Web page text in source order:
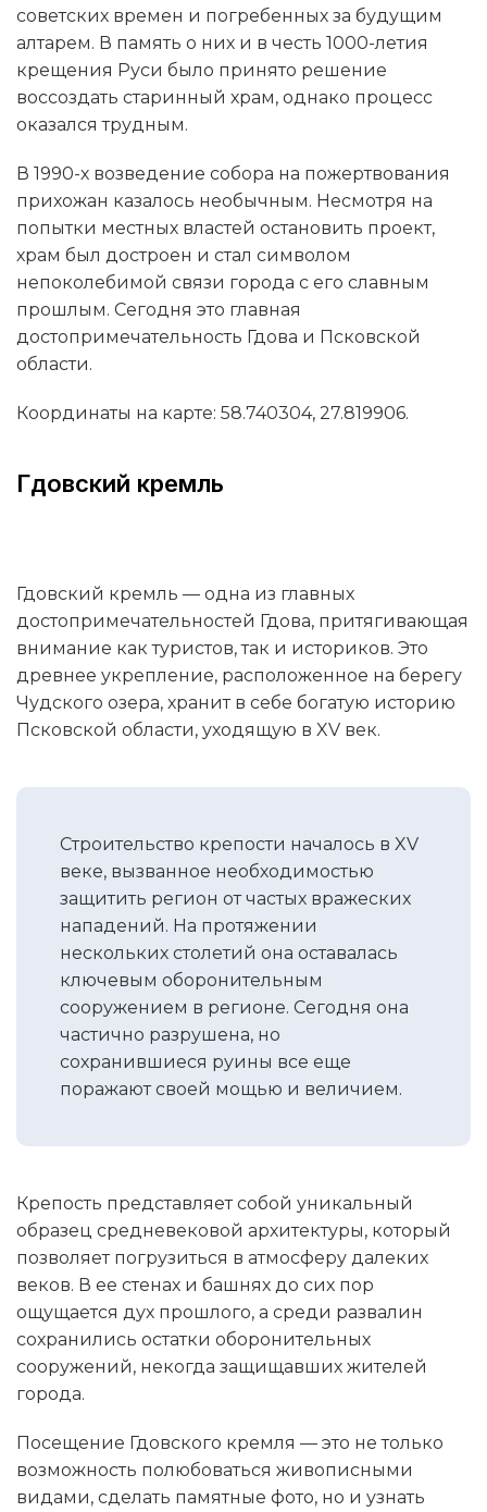
советских времен и погребенных за будущим
алтарем. В память о них и в честь 1000-летия
крещения Руси было принято решение
воссоздать старинный храм, однако процесс
оказался трудным.
В 1990-х возведение собора на пожертвования
прихожан казалось необычным. Несмотря на
попытки местных властей остановить проект,
храм был достроен и стал символом
непоколебимой связи города с его славным
прошлым. Сегодня это главная
достопримечательность Гдова и Псковской
области.
Координаты на карте: 58.740304, 27.819906.
Гдовский кремль
Гдовский кремль — одна из главных
достопримечательностей Гдова, притягивающая
внимание как туристов, так и историков. Это
древнее укрепление, расположенное на берегу
Чудского озера, хранит в себе богатую историю
Псковской области, уходящую в XV век.
Строительство крепости началось в XV
веке, вызванное необходимостью
защитить регион от частых вражеских
нападений. На протяжении
нескольких столетий она оставалась
ключевым оборонительным
сооружением в регионе. Сегодня она
частично разрушена, но
сохранившиеся руины все еще
поражают своей мощью и величием.
Крепость представляет собой уникальный
образец средневековой архитектуры, который
позволяет погрузиться в атмосферу далеких
веков. В ее стенах и башнях до сих пор
ощущается дух прошлого, а среди развалин
сохранились остатки оборонительных
сооружений, некогда защищавших жителей
города.
Посещение Гдовского кремля — это не только
возможность полюбоваться живописными
видами, сделать памятные фото, но и узнать